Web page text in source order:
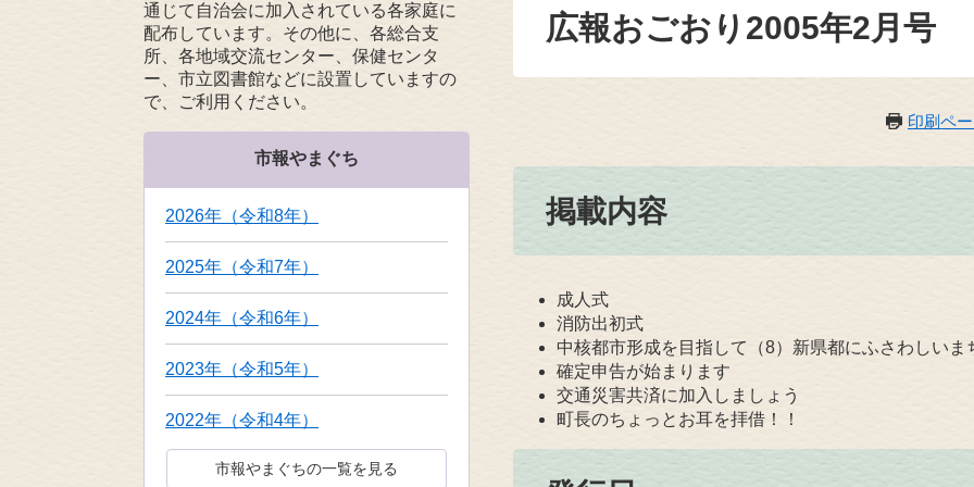
広報おごおり2005年2月号
印刷ペ
掲載内容
成人式
消防出初式
中核都市形成を目指して（8）新県都にふさわしいま
確定申告が始まります
交通災害共済に加入しましょう
町長のちょっとお耳を拝借！！
通じて自治会に加入されている各家庭に
配布しています。その他に、各総合支
所、各地域交流センター、保健センタ
ー、市立図書館などに設置していますの
で、ご利用ください。
市報やまぐち
2026年（令和8年）
2025年（令和7年）
2024年（令和6年）
2023年（令和5年）
2022年（令和4年）
市報やまぐちの一覧を見る